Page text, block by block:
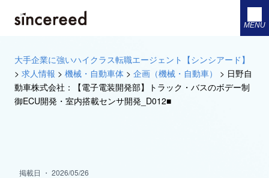
MENU
大手企業に強いハイクラス転職エージェント【シンシアード】
> 求人情報 > 機械・自動車体 > 企画（機械・自動車） > 日野自
動車株式会社：【電子電装開発部】トラック・バスのボデー制
御ECU開発・室内搭載センサ開発_D012■
掲載日 ・ 2026/05/26